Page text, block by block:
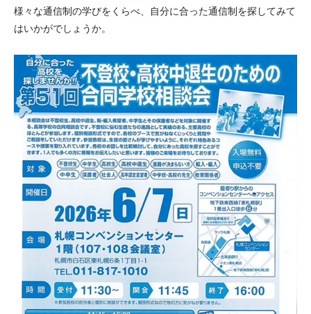
様々な通信制の学びをくらべ、自分に合った通信制を探してみて
はいかがでしょうか。